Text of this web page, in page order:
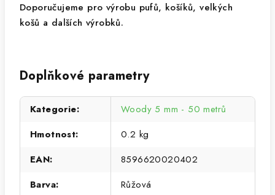
Doporučujeme pro výrobu pufů, košíků, velkých
košů a dalších výrobků.
Doplňkové parametry
Kategorie:
Woody 5 mm - 50 metrů
Hmotnost:
0.2 kg
EAN:
8596620020402
Barva:
Růžová